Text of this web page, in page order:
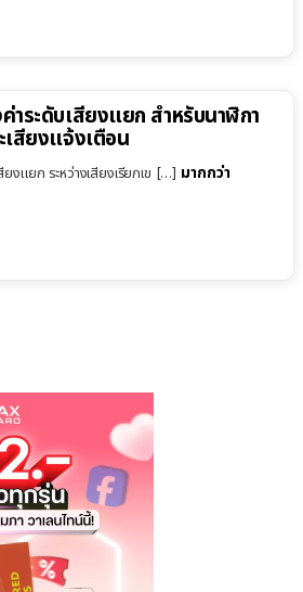
าระดับเสียงแยก สำหรับนาฬิกา
เสียงแจ้งเตือน
งแยก ระหว่างเสียงเรียกเข […] มากกว่า